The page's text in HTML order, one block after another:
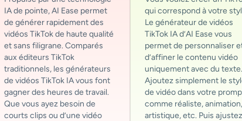
IA de pointe, AI Ease permet
de générer rapidement des
vidéos TikTok de haute qualité
et sans filigrane. Comparés
aux éditeurs TikTok
traditionnels, les générateurs
de vidéos TikTok IA vous font
gagner des heures de travail.
Que vous ayez besoin de
courts clips ou d’une vidéo
qui correspond à votre
Le générateur de vidéos
TikTok IA d’AI Ease vous
permet de personnaliser
d’affiner le contenu vidéo
uniquement avec du texte.
Ajoutez simplement le
de vidéo dans votre
comme réaliste, animation,
artistique, etc. Puis